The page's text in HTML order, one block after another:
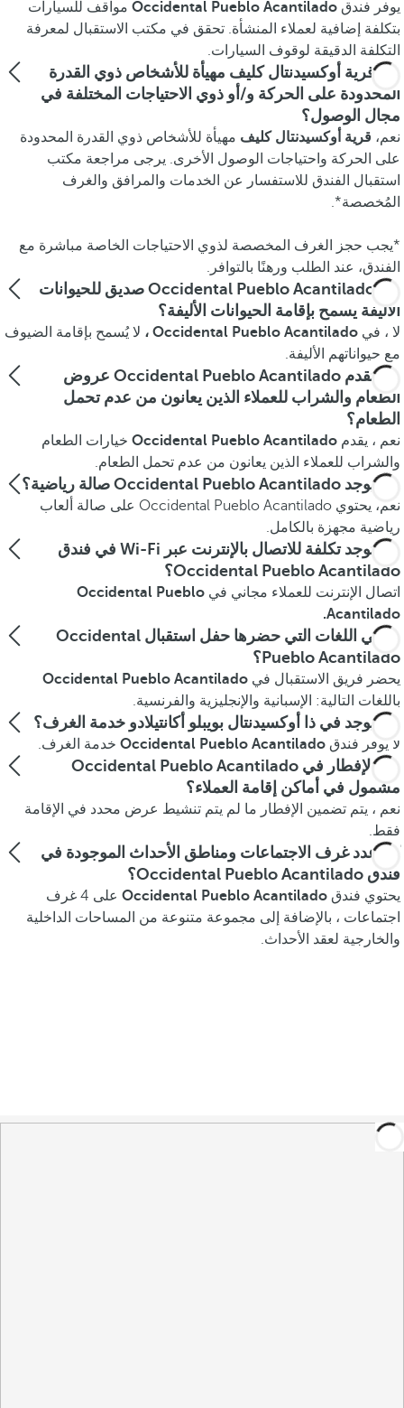
يوفر فندق Occidental Pueblo Acantilado مواقف للسيارات
بتكلفة إضافية لعملاء المنشأة. تحقق في مكتب الاستقبال لمعرفة
التكلفة الدقيقة لوقوف السيارات.
هل قرية أوكسيدنتال كليف مهيأة للأشخاص ذوي القدرة
المحدودة على الحركة و/أو ذوي الاحتياجات المختلفة في
مجال الوصول؟
نعم، قرية أوكسيدنتال كليف مهيأة للأشخاص ذوي القدرة المحدودة
على الحركة واحتياجات الوصول الأخرى. يرجى مراجعة مكتب
استقبال الفندق للاستفسار عن الخدمات والمرافق والغرف
المُخصصة*.
*يجب حجز الغرف المخصصة لذوي الاحتياجات الخاصة مباشرة مع
الفندق، عند الطلب ورهنًا بالتوافر.
هل Occidental Pueblo Acantilado صديق للحيوانات
الأليفة يسمح بإقامة الحيوانات الأليفة؟
لا ، في Occidental Pueblo Acantilado ،
لا يُسمح بإقامة الضيوف
مع حيواناتهم الأليفة.
هل تقدم Occidental Pueblo Acantilado عروض
الطعام والشراب للعملاء الذين يعانون من عدم تحمل
الطعام؟
نعم ، يقدم Occidental Pueblo Acantilado خيارات الطعام
والشراب للعملاء الذين يعانون من عدم تحمل الطعام.
هل يوجد Occidental Pueblo Acantilado صالة رياضية؟
نعم، يحتوي Occidental Pueblo Acantilado على صالة ألعاب
رياضية مجهزة بالكامل.
هل توجد تكلفة للاتصال بالإنترنت عبر Wi-Fi في فندق
Occidental Pueblo Acantilado؟
اتصال الإنترنت للعملاء مجاني في Occidental Pueblo
Acantilado.
ما هي اللغات التي حضرها حفل استقبال Occidental
Pueblo Acantilado؟
يحضر فريق الاستقبال في Occidental Pueblo Acantilado
باللغات التالية: الإسبانية والإنجليزية والفرنسية.
هل يوجد في ذا أوكسيدنتال بويبلو أكانتيلادو خدمة الغرف؟
لا يوفر فندق Occidental Pueblo Acantilado خدمة الغرف.
هل الإفطار في Occidental Pueblo Acantilado
مشمول في أماكن إقامة العملاء؟
نعم ، يتم تضمين الإفطار ما لم يتم تنشيط عرض محدد في الإقامة
فقط.
كم عدد غرف الاجتماعات ومناطق الأحداث الموجودة في
فندق Occidental Pueblo Acantilado؟
يحتوي فندق Occidental Pueblo Acantilado
على 4 غرف
اجتماعات ، بالإضافة إلى مجموعة متنوعة من المساحات الداخلية
والخارجية لعقد الأحداث.